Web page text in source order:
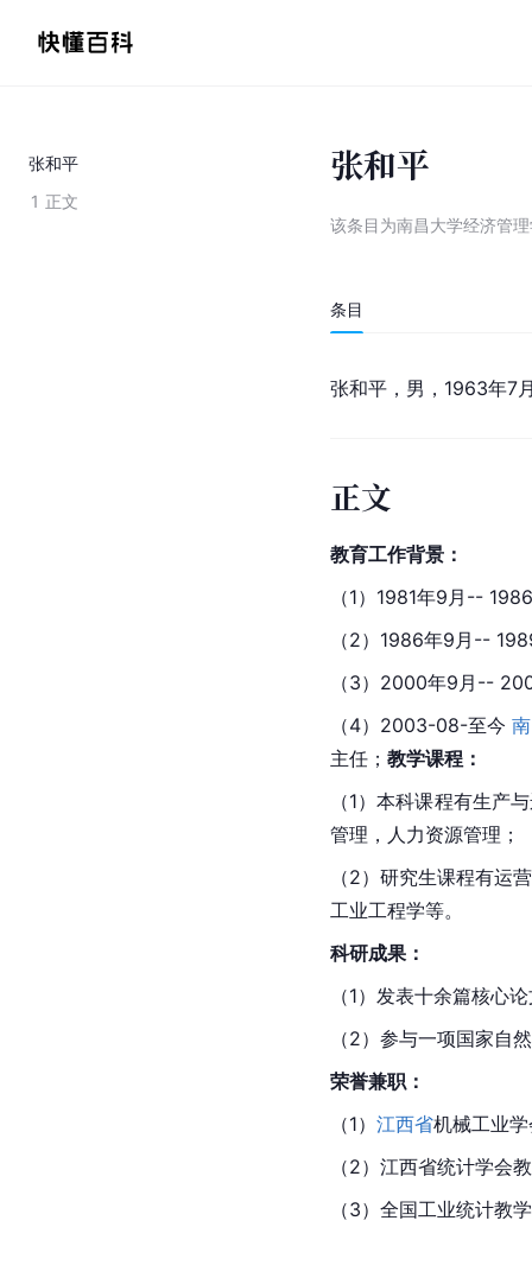
张和平
1 正文
张和平
该条目为南昌大学经济管
条目
张和平，男，1963年7
正文
教育工作背景：
（1）1981年9月--
（2）1986年9月--
（3）2000年9月--
（4）2003-08-至今
主任； 教学课程：
（1）本科课程有生产
管理， 人力资源管理 ；
（2）研究生课程有运
工业工程学等。
科研成果：
（1）发表十余篇核心
（2）参与一项国家自
荣誉兼职：
（1） 江西省机械工业
（2）江西省统计学会
（3）全国工业统计教